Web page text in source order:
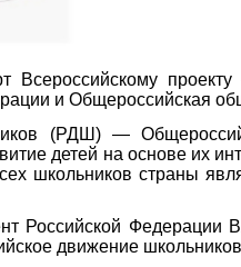
и Общероссийская
(РДШ) —
детей на основе их
школьников страны
Российской
движение